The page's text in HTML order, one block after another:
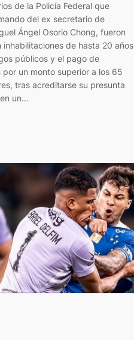
de la Policía Federal que
del ex secretario de
Ángel Osorio Chong, fueron
inhabilitaciones de hasta 20 años
públicos y el pago de
por un monto superior a los 65
tras acreditarse su presunta
un…